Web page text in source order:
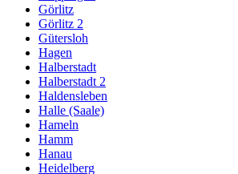
Görlitz
Görlitz 2
Gütersloh
Hagen
Halberstadt
Halberstadt 2
Haldensleben
Halle (Saale)
Hameln
Hamm
Hanau
Heidelberg